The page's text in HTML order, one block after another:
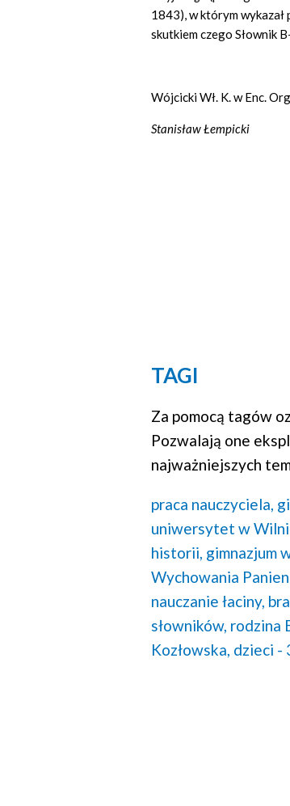
1843), w którym wykazał
skutkiem czego Słownik
Wójcicki Wł. K. w Enc.
Stanisław Łempicki
TAGI
Za pomocą tagów
Pozwalają one
najważniejszych
praca nauczyciela,
uniwersytet w
historii, gimnazjum
Wychowania
nauczanie łaciny,
słowników, rodzina
Kozłowska, dzieci -